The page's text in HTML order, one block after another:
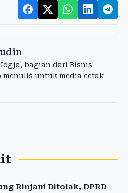
bagian dari Bisnis
menulis untuk media cetak
Rinjani Ditolak, DPRD